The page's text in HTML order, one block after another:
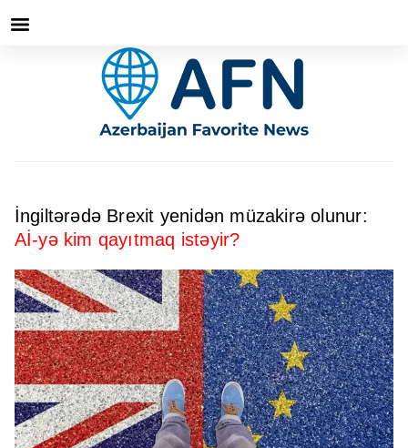
İngiltərədə Brexit yenidən müzakirə olunur:
Aİ-yə kim qayıtmaq istəyir?